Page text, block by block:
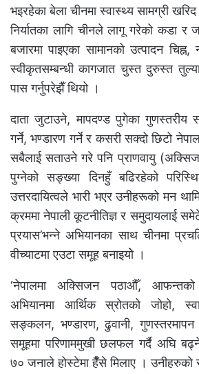
भइरहेका बेला चीनमा स्वास्थ्य सामग्री खरिद
निर्यातका लागि चीनले लागू गरेको कडा र
बजारमा पाइएका सामानको उत्पादन चिह्न,
स्वीकृतसम्बन्धी कागजात चुस्त दुरुस्त
पास गर्नुपरेझैँ थियो ।
दाता जुटाउने, मापदण्ड पुगेका
गर्ने, भण्डारण गर्ने र कसरी सक्दो छिटो
सबैलाई सताउने गरे पनि प्राणवायु
पुग्नेको सङ्ख्या दिनहुँ बढिरहेको
उत्तरदायित्वले भारी भएर उनीहरूको मन
क्रममा नेपाली कूटनीतिज्ञ र समुदायलाई
प्रयास’भन्ने अभियानका साथ चीनमा
वीच्याटमा एउटा समूह बनाइयोे ।
‘नेपालमा अक्सिजन पठाऔँ,
अभियानमा आर्थिक स्रोतको जोहो,
सङ्कलन, भण्डारण, ढुवानी, गुणस्तरमापन र
समूहमा परिणाममुखी छलफल गर्दै अघि
७० जनाले होस्टेमा हैँसे मिलाए । उनीहरुको